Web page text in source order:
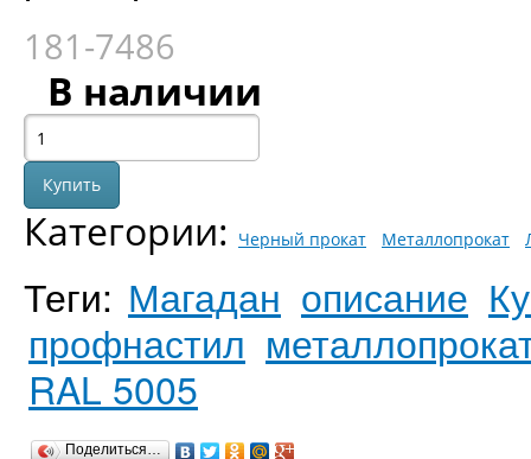
181-7486
В наличии
Категории: Черный прокат Металлопрокат
Теги: Магадан описание
профнастил
RAL 5005
Поделиться…